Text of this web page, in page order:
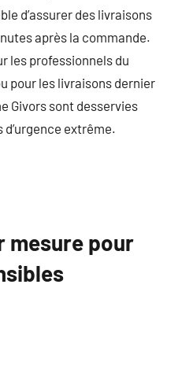
d’assurer des livraisons
après la commande.
les professionnels du
pour les livraisons dernier
Givors sont desservies
extrême.
mesure pour